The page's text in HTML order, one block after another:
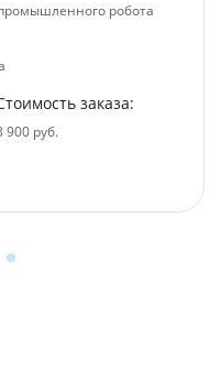
робота
заказа:
900 руб.